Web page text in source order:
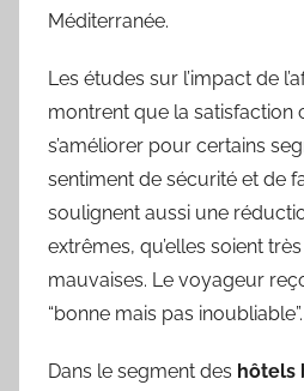
Méditerranée.
Les études sur l’impact de
montrent que la satisfaction
s’améliorer pour certains
sentiment de sécurité et de
soulignent aussi une
extrêmes, qu’elles soient
mauvaises. Le voyageur
“bonne mais pas inoubliable”.
Dans le segment des hôtels